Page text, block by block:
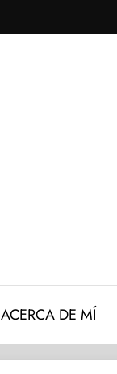
ACERCA DE MÍ